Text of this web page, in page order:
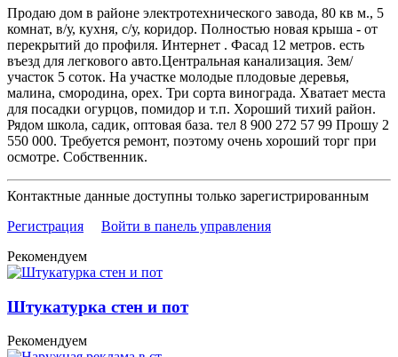
Продаю дом в районе электротехнического завода, 80 кв м., 5
комнат, в/у, кухня, с/у, коридор. Полностью новая крыша - от
перекрытий до профиля. Интернет . Фасад 12 метров. есть
въезд для легкового авто.Центральная канализация. Зем/
участок 5 соток. На участке молодые плодовые деревья,
малина, смородина, орех. Три сорта винограда. Хватает места
для посадки огурцов, помидор и т.п. Хороший тихий район.
Рядом школа, садик, оптовая база. тел 8 900 272 57 99 Прошу 2
550 000. Требуется ремонт, поэтому очень хороший торг при
осмотре. Собственник.
Контактные данные доступны только зарегистрированным
Регистрация
Войти в панель управления
Рекомендуем
Штукатурка стен и пот
Рекомендуем